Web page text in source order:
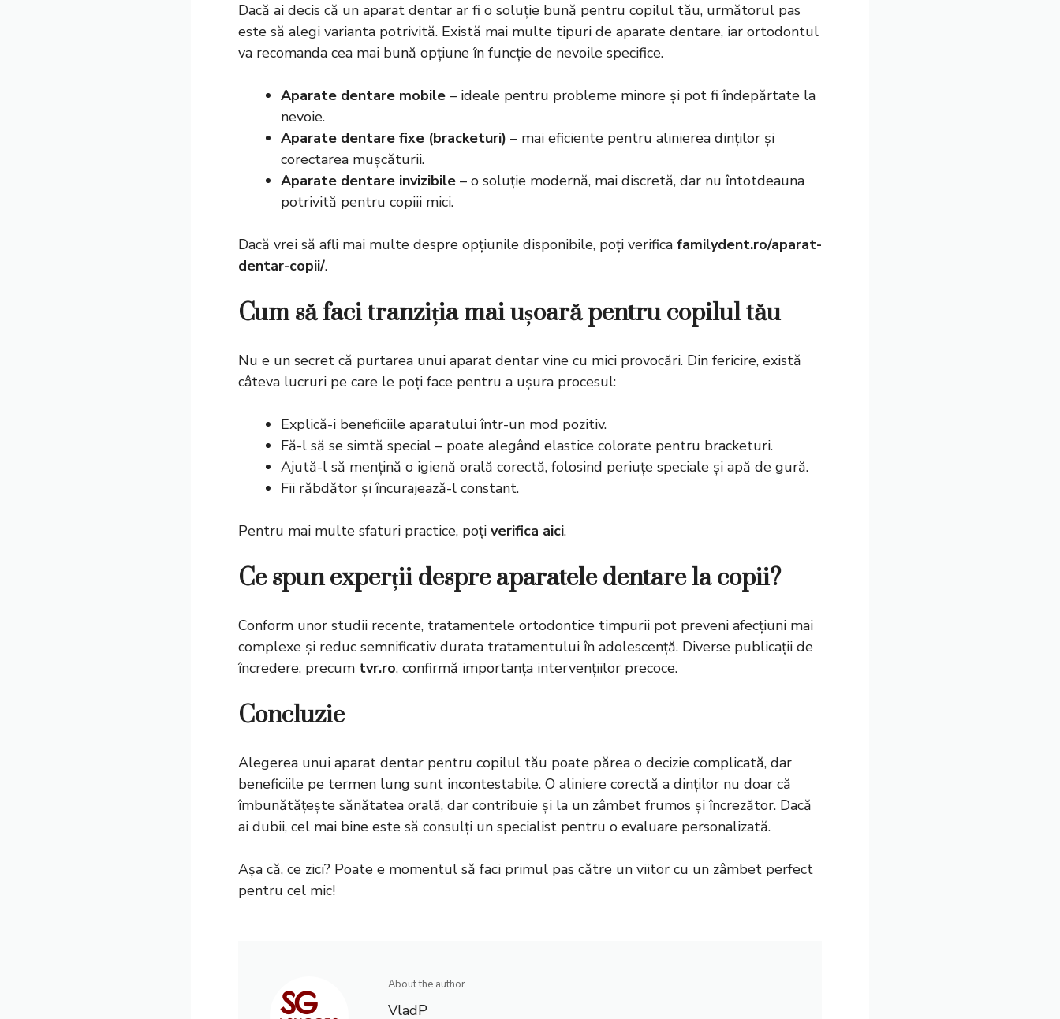
Dacă ai decis că un aparat dentar ar fi o soluție bună pentru copilul tău, următorul pas
este să alegi varianta potrivită. Există mai multe tipuri de aparate dentare, iar ortodontul
va recomanda cea mai bună opțiune în funcție de nevoile specifice.
Aparate dentare mobile – ideale pentru probleme minore și pot fi îndepărtate la
nevoie.
Aparate dentare fixe (bracketuri) – mai eficiente pentru alinierea dinților și
corectarea mușcăturii.
Aparate dentare invizibile – o soluție modernă, mai discretă, dar nu întotdeauna
potrivită pentru copiii mici.
Dacă vrei să afli mai multe despre opțiunile disponibile, poți verifica familydent.ro/aparat-
dentar-copii/.
Cum să faci tranziția mai ușoară pentru copilul tău
Nu e un secret că purtarea unui aparat dentar vine cu mici provocări. Din fericire, există
câteva lucruri pe care le poți face pentru a ușura procesul:
Explică-i beneficiile aparatului într-un mod pozitiv.
Fă-l să se simtă special – poate alegând elastice colorate pentru bracketuri.
Ajută-l să mențină o igienă orală corectă, folosind periuțe speciale și apă de gură.
Fii răbdător și încurajează-l constant.
Pentru mai multe sfaturi practice, poți verifica aici.
Ce spun experții despre aparatele dentare la copii?
Conform unor studii recente, tratamentele ortodontice timpurii pot preveni afecțiuni mai
complexe și reduc semnificativ durata tratamentului în adolescență. Diverse publicații de
încredere, precum tvr.ro, confirmă importanța intervențiilor precoce.
Concluzie
Alegerea unui aparat dentar pentru copilul tău poate părea o decizie complicată, dar
beneficiile pe termen lung sunt incontestabile. O aliniere corectă a dinților nu doar că
îmbunătățește sănătatea orală, dar contribuie și la un zâmbet frumos și încrezător. Dacă
ai dubii, cel mai bine este să consulți un specialist pentru o evaluare personalizată.
Așa că, ce zici? Poate e momentul să faci primul pas către un viitor cu un zâmbet perfect
pentru cel mic!
About the author
VladP